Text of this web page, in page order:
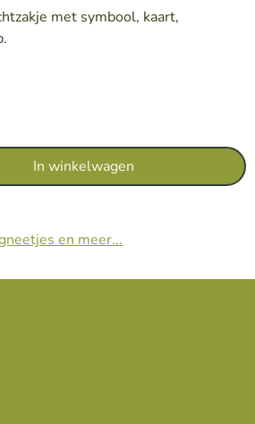
met symbool, kaart,
In winkelwagen
en meer...